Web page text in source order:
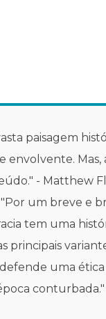
paisagem
envolvente.
- Matthew
um breve e
tem uma
principais
uma